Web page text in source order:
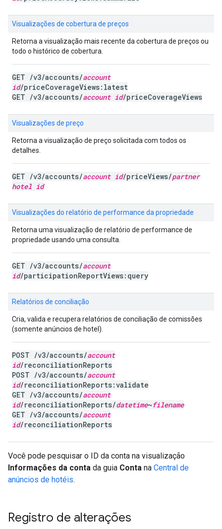
Visualizações de cobertura de preços
Retorna a visualização mais recente da cobertura de preços ou
todo o histórico de cobertura.
GET /v3/accounts/account
id/priceCoverageViews:latest
GET /v3/accounts/account id/priceCoverageViews
Visualizações de preço
Retorna a visualização de preço solicitada com todos os
detalhes.
GET /v3/accounts/account id/priceViews/partner
hotel id
Visualizações do relatório de performance da propriedade
Retorna uma visualização de relatório de performance de
propriedade usando uma consulta.
GET /v3/accounts/account
id/participationReportViews:query
Relatórios de conciliação
Cria, valida e recupera relatórios de conciliação de comissões
(somente anúncios de hotel).
POST /v3/accounts/account
id/reconciliationReports
POST /v3/accounts/account
id/reconciliationReports:validate
GET /v3/accounts/account
id/reconciliationReports/datetime~filename
GET /v3/accounts/account
id/reconciliationReports
Você pode pesquisar o ID da conta na visualização
Informações da conta da guia Conta na Central de
anúncios de hotéis.
Registro de alterações